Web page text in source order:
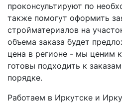
проконсультируют по
также помогут оформить
стройматериалов на
объема заказа будет
цена в регионе - мы ценим
готовы подходить к
порядке.
Работаем в Иркутске и